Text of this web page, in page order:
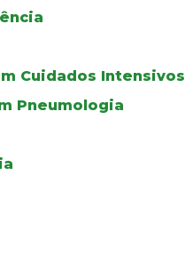
Cuidados Intensivos
Pneumologia